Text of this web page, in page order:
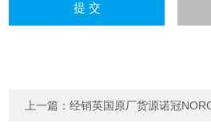
上一篇：经销英国原厂货源诺冠